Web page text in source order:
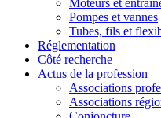
Pompes et vannes
Tubes, fils et
Réglementation
Côté recherche
Actus de la profession
Associations
Associations